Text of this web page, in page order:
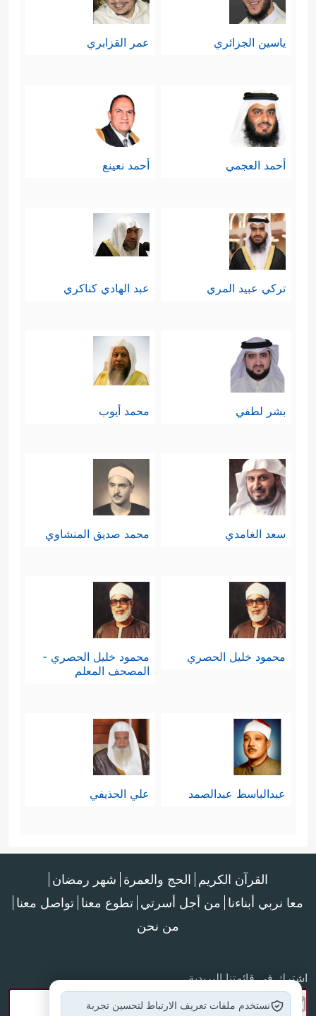
ياسين الجزائري عمر القزابري
أحمد العجمي أحمد نعينع
تركي عبيد المري عبد الهادي كناكري
بشر لطفي محمد أيوب
سعد الغامدي محمد صديق المنشاوي
محمود خليل الحصري
محمود خليل الحصري -
المصحف المعلم
عبدالباسط عبدالصمد علي الحذيفي
القرآن الكريم الحج والعمرة شهر رمضان
معا نربي أبناءنا من أجل أسرتي تطوع معنا تواصل معنا
من نحن
اشترك في قائمتنا البريدية
نستخدم ملفات تعريف الارتباط لتحسين تجربة